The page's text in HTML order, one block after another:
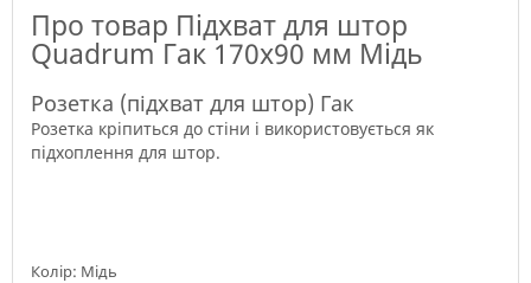
Про товар Підхват для штор
Quadrum Гак 170х90 мм Мідь
Розетка (підхват для штор) Гак
Розетка кріпиться до стіни і використовується як
підхоплення для штор.
Колір: Мідь